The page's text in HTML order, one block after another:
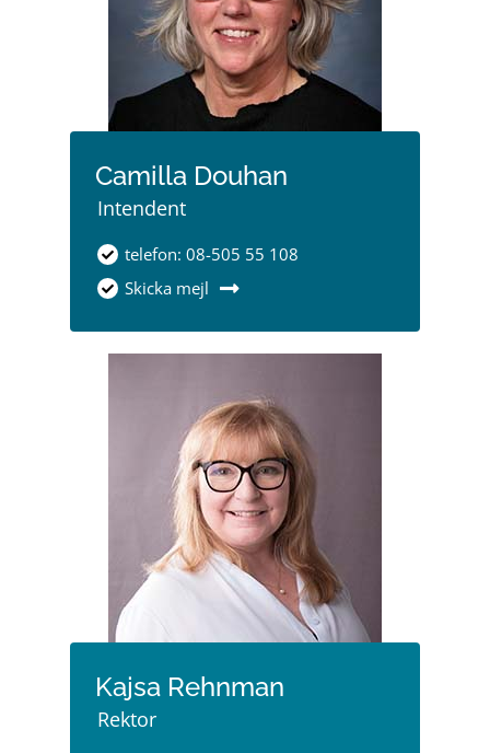
Camilla Douhan
Intendent
telefon: 08-505 55 108
Skicka mejl
Kajsa Rehnman
Rektor